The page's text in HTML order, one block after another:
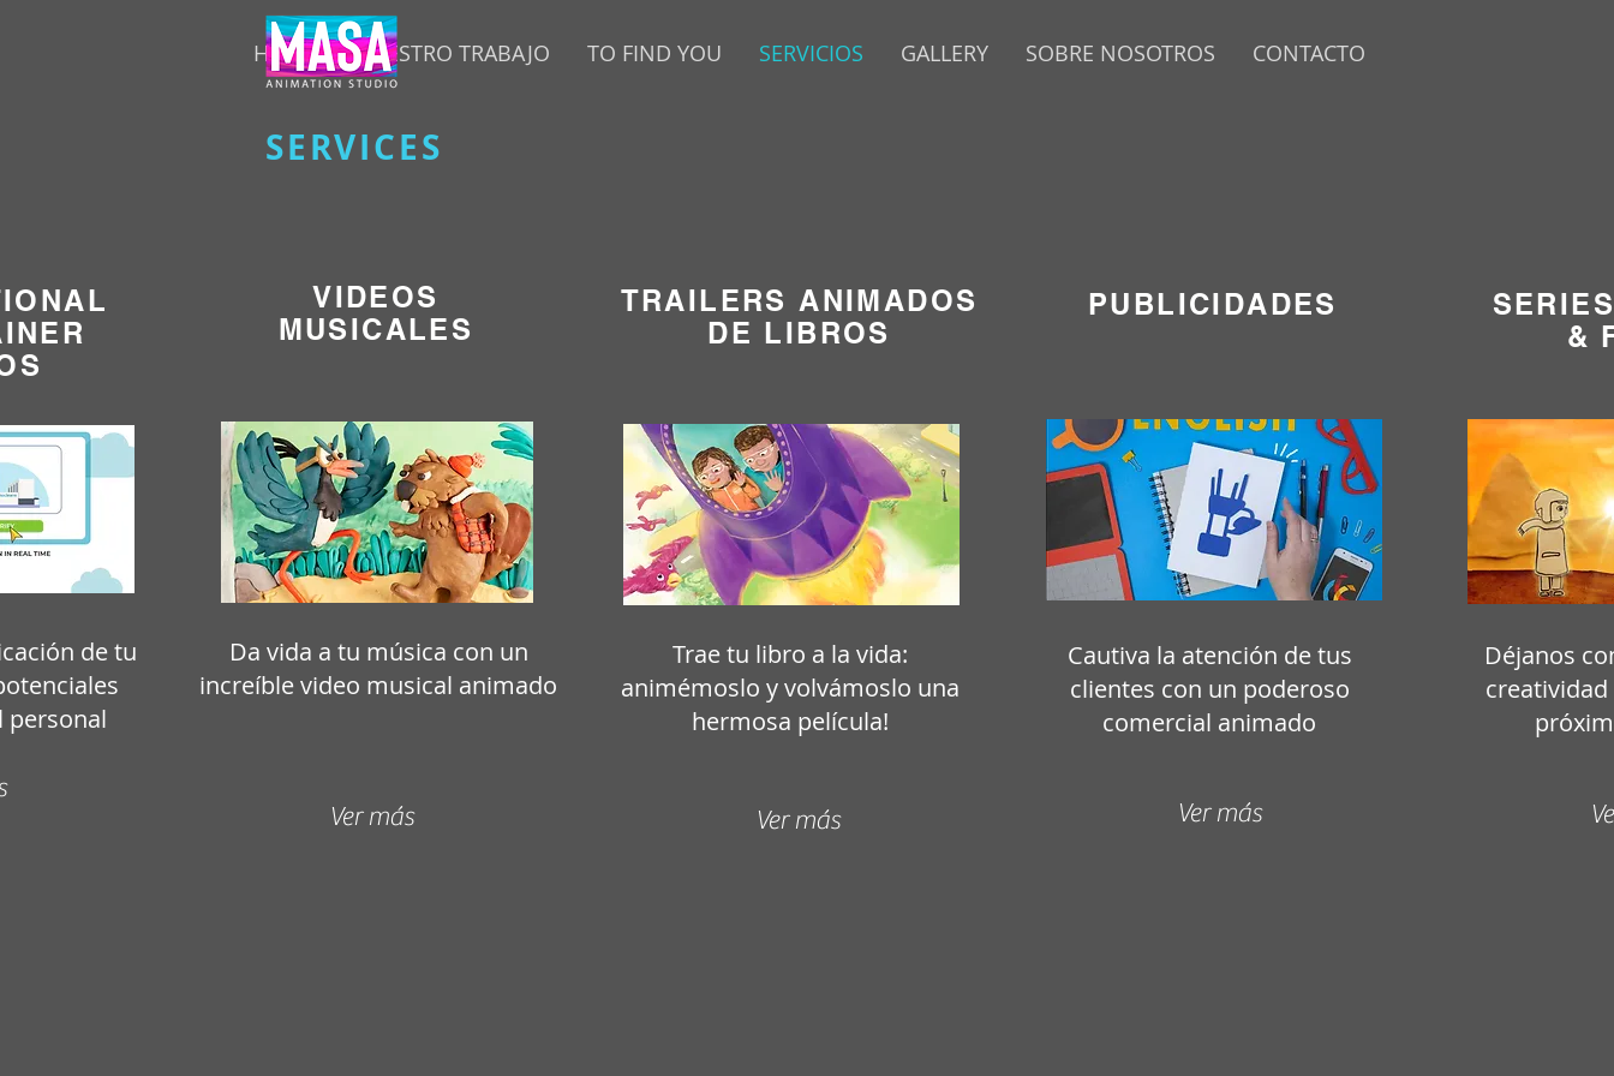
HOME NUESTRO TRABAJO TO FIND YOU SERVICIOS GALLERY SOBRE NOSOTROS CONTACTO
SERVICES
de tu
personal
VIDEOS
MUSICALES
Da vida a tu música con un
increíble video musical animado
Ver más
TRAILERS ANIMADOS
DE LIBROS
Trae tu libro a la vida:
animémoslo y volvámoslo una
hermosa película!
Ver más
PUBLICIDADES
Cautiva la atención de tus
clientes con un poderoso
comercial animado
Ver más
Déjanos
&